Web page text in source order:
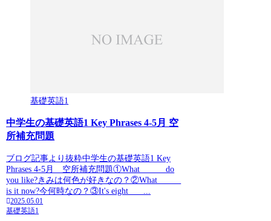
基礎英語1
中学生の基礎英語1 Key Phrases 4-5月 空
所補充問題
ブログ記事より抜粋中学生の基礎英語1 Key
Phrases 4-5月 空所補充問題①What _____ do
you like?きみは何色が好きなの？②What _____
is it now?今何時なの？③It's eight ___...
2025.05.01
基礎英語1